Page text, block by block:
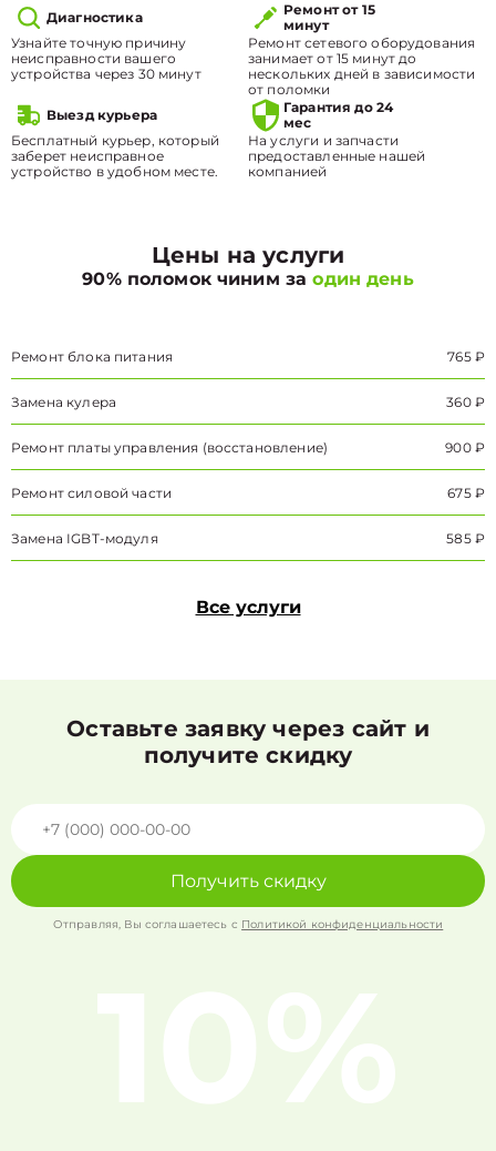
Диагностика
Узнайте точную причину
неисправности вашего
устройства через 30 минут
Ремонт от 15
минут
Ремонт сетевого оборудования
занимает от 15 минут до
нескольких дней в зависимости
от поломки
Выезд курьера
Бесплатный курьер, который
заберет неисправное
устройство в удобном месте.
Гарантия до 24
мес
На услуги и запчасти
предоставленные нашей
компанией
Цены на услуги
90% поломок чиним заодин день
Ремонт блока питания 765 ₽
Замена кулера 360 ₽
Ремонт платы управления (восстановление) 900 ₽
Ремонт силовой части 675 ₽
Замена IGBT-модуля 585 ₽
Все услуги
Оставьте заявку через сайт и
получите скидку
Получить скидку
Отправляя, Вы соглашаетесь с Политикой конфиденциальности
10%